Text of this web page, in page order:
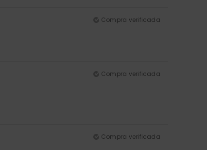
Compra verificada
Compra verificada
Compra verificada